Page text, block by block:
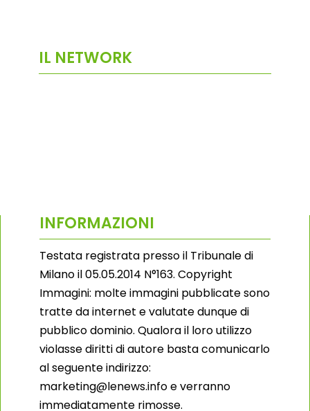
IL NETWORK
INFORMAZIONI
Testata registrata presso il Tribunale di
Milano il 05.05.2014 N°163. Copyright
Immagini: molte immagini pubblicate sono
tratte da internet e valutate dunque di
pubblico dominio. Qualora il loro utilizzo
violasse diritti di autore basta comunicarlo
al seguente indirizzo:
marketing@lenews.info e verranno
immediatamente rimosse.